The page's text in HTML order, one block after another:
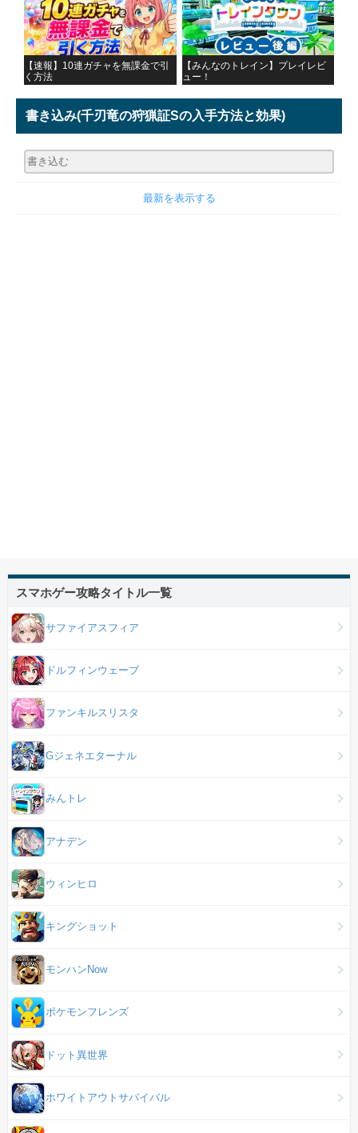
【速報】10連ガチャを無課金で引
く方法
【みんなのトレイン】プレイレビ
ュー！
書き込み(千刃竜の狩猟証Sの入手方法と効果)
最新を表示する
スマホゲー攻略タイトル一覧
サファイアスフィア
ドルフィンウェーブ
ファンキルスリスタ
Gジェネエターナル
みんトレ
アナデン
ウィンヒロ
キングショット
モンハンNow
ポケモンフレンズ
ドット異世界
ホワイトアウトサバイバル